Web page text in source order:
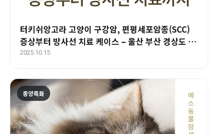
터키쉬앙고라 고양이 구강암, 편평세포암종(SCC)
증상부터 방사선 치료 케이스 – 울산 부산 경상도 종
양 전문 에스동물암센터
2025.10.15
종양특화